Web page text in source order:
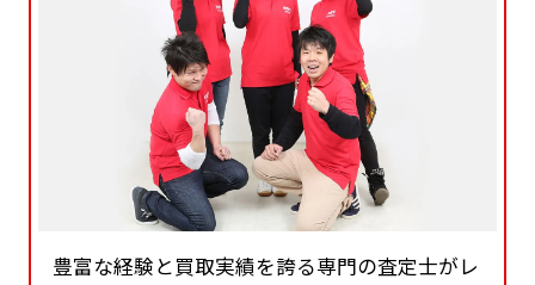
豊富な経験と買取実績を誇る専門の査定士がレ